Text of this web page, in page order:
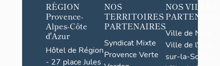
RÉGION
Provence-
Alpes-Côte
d'Azur
Hôtel de Région
- 27 place Jules
NOS
TERRITOIRES
PARTENAIRES
Syndicat Mixte
Provence Verte
NOS VILLES
Ville de Nice
Ville de l'Isle-
sur-la-Sorgue